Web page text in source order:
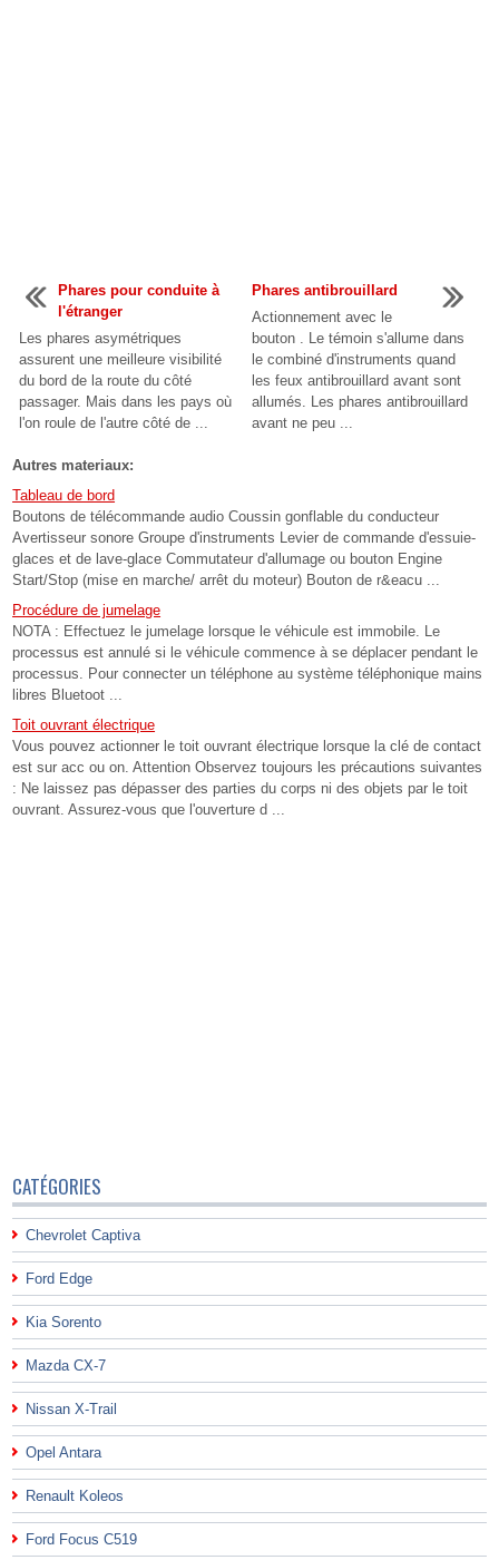
Phares pour conduite à
l'étranger
Les phares asymétriques
assurent une meilleure visibilité
du bord de la route du côté
passager. Mais dans les pays où
l'on roule de l'autre côté de ...
Phares antibrouillard
Actionnement avec le
bouton . Le témoin s'allume dans
le combiné d'instruments quand
les feux antibrouillard avant sont
allumés. Les phares antibrouillard
avant ne peu ...
Autres materiaux:
Tableau de bord
Boutons de télécommande audio Coussin gonflable du conducteur
Avertisseur sonore Groupe d'instruments Levier de commande d'essuie-
glaces et de lave-glace Commutateur d'allumage ou bouton Engine
Start/Stop (mise en marche/ arrêt du moteur) Bouton de r&eacu ...
Procédure de jumelage
NOTA : Effectuez le jumelage lorsque le véhicule est immobile. Le
processus est annulé si le véhicule commence à se déplacer pendant le
processus. Pour connecter un téléphone au système téléphonique mains
libres Bluetoot ...
Toit ouvrant électrique
Vous pouvez actionner le toit ouvrant électrique lorsque la clé de contact
est sur acc ou on. Attention Observez toujours les précautions suivantes
: Ne laissez pas dépasser des parties du corps ni des objets par le toit
ouvrant. Assurez-vous que l'ouverture d ...
CATÉGORIES
Chevrolet Captiva
Ford Edge
Kia Sorento
Mazda CX-7
Nissan X-Trail
Opel Antara
Renault Koleos
Ford Focus C519